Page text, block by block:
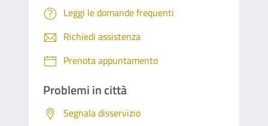
Leggi le domande frequenti
Richiedi assistenza
Prenota appuntamento
Problemi in città
Segnala disservizio